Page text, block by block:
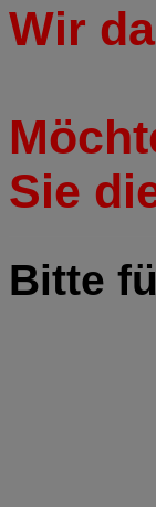
Wir
Sie
Bitte